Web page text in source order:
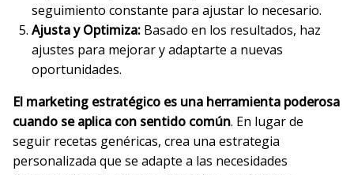
seguimiento constante para ajustar lo necesario.
Ajusta y Optimiza: Basado en los resultados, haz
ajustes para mejorar y adaptarte a nuevas
oportunidades.
El marketing estratégico es una herramienta poderosa
cuando se aplica con sentido común. En lugar de
seguir recetas genéricas, crea una estrategia
personalizada que se adapte a las necesidades